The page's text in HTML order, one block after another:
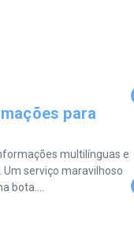
para
multilínguas e
serviço maravilhoso
bota....